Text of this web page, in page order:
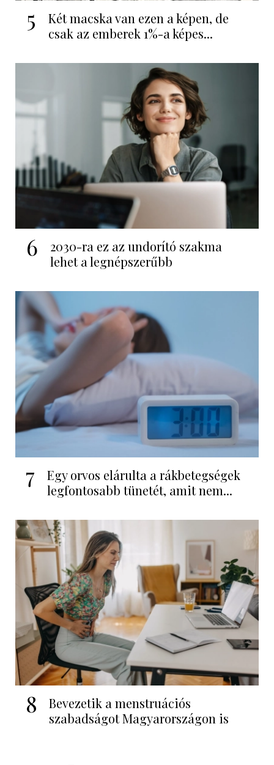
5
Két macska van ezen a képen, de
csak az emberek 1%-a képes...
6
2030-ra ez az undorító szakma
lehet a legnépszerűbb
7
Egy orvos elárulta a rákbetegségek
legfontosabb tünetét, amit nem...
8
Bevezetik a menstruációs
szabadságot Magyarországon is